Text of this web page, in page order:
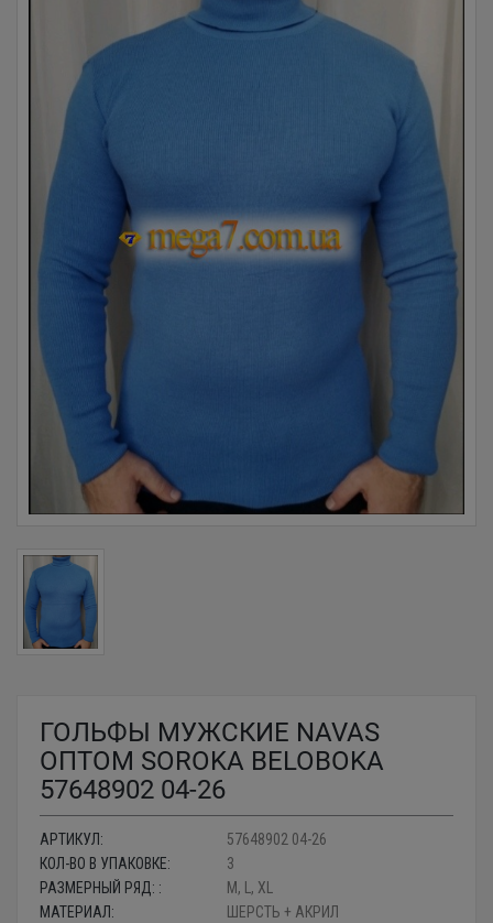
ГОЛЬФЫ МУЖСКИЕ NAVAS
ОПТОМ SOROKA BELOBOKA
57648902 04-26
АРТИКУЛ:
57648902 04-26
КОЛ-ВО В УПАКОВКЕ:
3
РАЗМЕРНЫЙ РЯД: :
M, L, XL
МАТЕРИАЛ:
ШЕРСТЬ + АКРИЛ